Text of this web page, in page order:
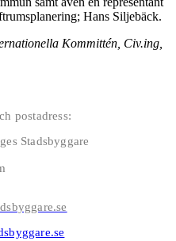
Hans Siljebäck.
Kommittén, Civ.ing,
postadress:
Stadsbyggare